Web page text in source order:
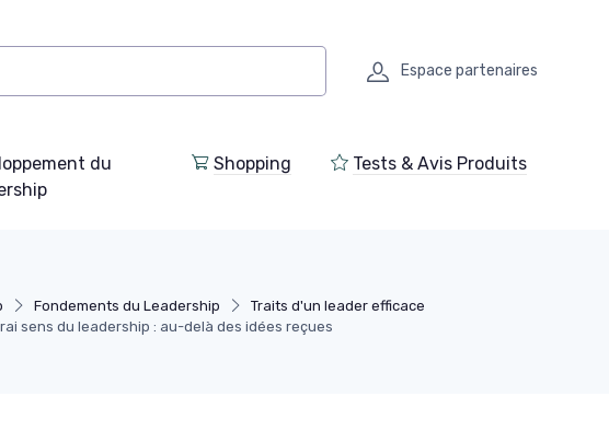
Espace partenaires
du
Shopping Tests & Avis Produits
Fondements du Leadership
Traits d'un leader efficace
sens du leadership : au-delà des idées reçues